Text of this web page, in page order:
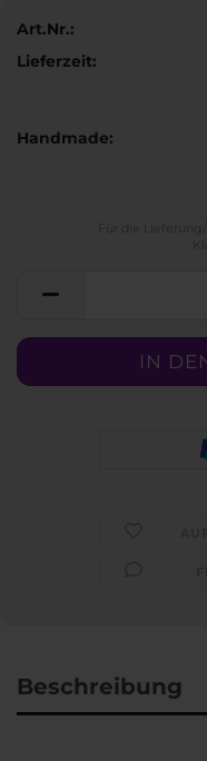
Art.Nr.:
Lieferzeit:
Handmade:
Beschreibung